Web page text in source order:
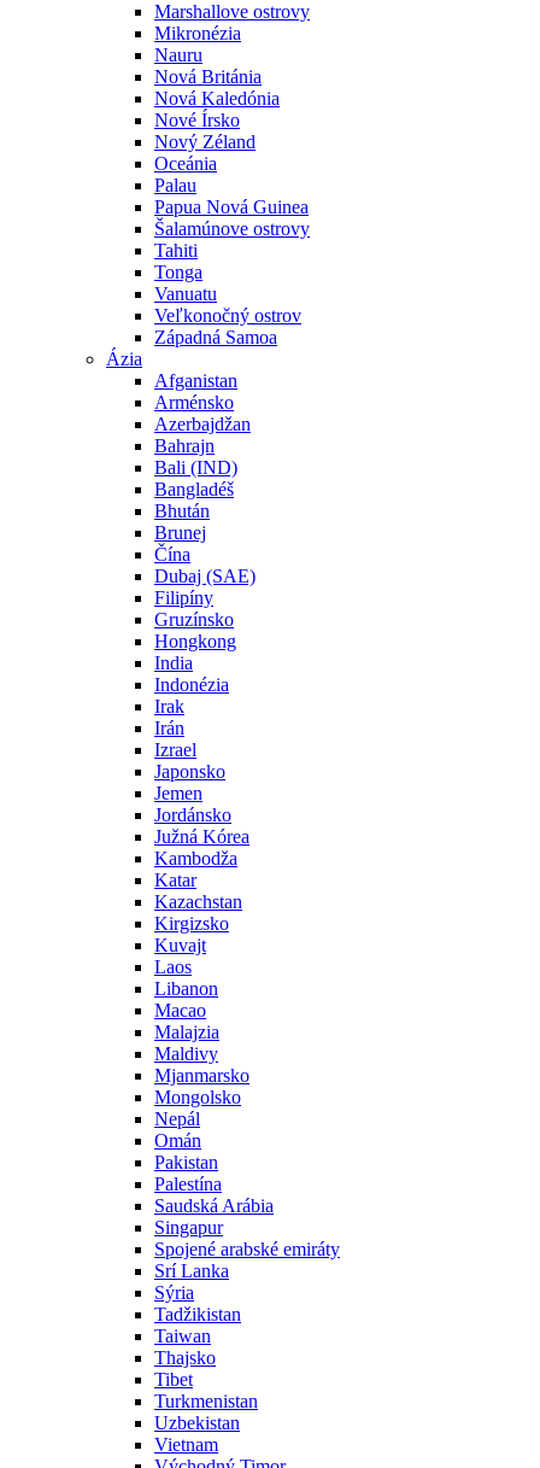
Marshallove ostrovy
Mikronézia
Nauru
Nová Británia
Nová Kaledónia
Nové Írsko
Nový Zéland
Oceánia
Palau
Papua Nová Guinea
Šalamúnove ostrovy
Tahiti
Tonga
Vanuatu
Veľkonočný ostrov
Západná Samoa
Ázia
Afganistan
Arménsko
Azerbajdžan
Bahrajn
Bali (IND)
Bangladéš
Bhután
Brunej
Čína
Dubaj (SAE)
Filipíny
Gruzínsko
Hongkong
India
Indonézia
Irak
Irán
Izrael
Japonsko
Jemen
Jordánsko
Južná Kórea
Kambodža
Katar
Kazachstan
Kirgizsko
Kuvajt
Laos
Libanon
Macao
Malajzia
Maldivy
Mjanmarsko
Mongolsko
Nepál
Omán
Pakistan
Palestína
Saudská Arábia
Singapur
Spojené arabské emiráty
Srí Lanka
Sýria
Tadžikistan
Taiwan
Thajsko
Tibet
Turkmenistan
Uzbekistan
Vietnam